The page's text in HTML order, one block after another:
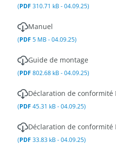
(PDF 310.71 kB - 04.09.25)
Manuel
(PDF 5 MB - 04.09.25)
Guide de montage
(PDF 802.68 kB - 04.09.25)
Déclaration de conformité
(PDF 45.31 kB - 04.09.25)
Déclaration de conformité
(PDF 33.83 kB - 04.09.25)